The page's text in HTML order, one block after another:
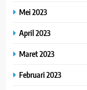
Mei 2023
April 2023
Maret 2023
Februari 2023